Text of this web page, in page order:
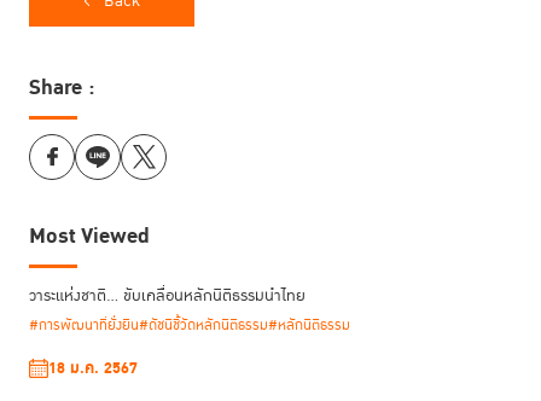
Share :
Most Viewed
วาระแห่งชาติ… ขับเคลื่อนหลักนิติธรรมนำไทย
#การพัฒนาที่ยั่งยืน#ดัชนีชี้วัดหลักนิติธรรม#หลักนิติธรรม
18 ม.ค. 2567